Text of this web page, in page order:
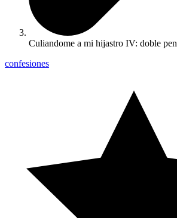
Culiandome a mi hijastro IV: doble
confesiones